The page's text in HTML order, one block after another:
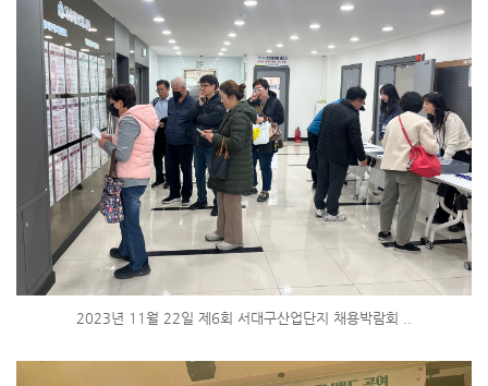
2023년 11월 22일 제6회 서대구산업단지 채용박람회 ..